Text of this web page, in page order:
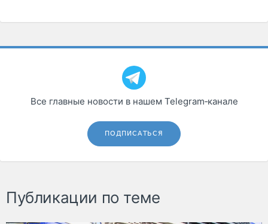
Все главные новости в нашем Telegram‑канале
ПОДПИСАТЬСЯ
Публикации по теме